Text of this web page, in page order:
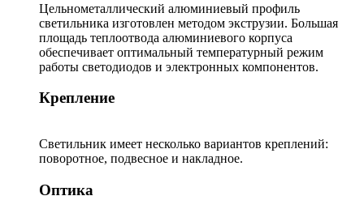
Цельнометаллический алюминиевый профиль
светильника изготовлен методом экструзии. Большая
площадь теплоотвода алюминиевого корпуса
обеспечивает оптимальный температурный режим
работы светодиодов и электронных компонентов.
Крепление
Светильник имеет несколько вариантов креплений:
поворотное, подвесное и накладное.
Оптика